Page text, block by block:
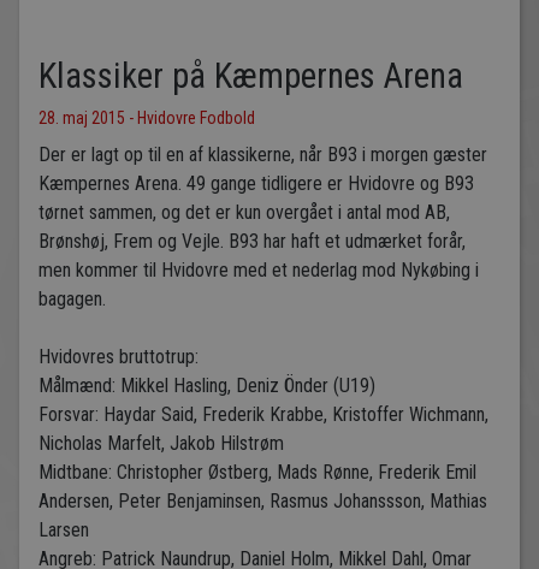
Klassiker på Kæmpernes Arena
28. maj 2015 - Hvidovre Fodbold
Der er lagt op til en af klassikerne, når B93 i morgen gæster
Kæmpernes Arena. 49 gange tidligere er Hvidovre og B93
tørnet sammen, og det er kun overgået i antal mod AB,
Brønshøj, Frem og Vejle. B93 har haft et udmærket forår,
men kommer til Hvidovre med et nederlag mod Nykøbing i
bagagen.
Hvidovres bruttotrup:
Målmænd: Mikkel Hasling, Deniz Önder (U19)
Forsvar: Haydar Said, Frederik Krabbe, Kristoffer Wichmann,
Nicholas Marfelt, Jakob Hilstrøm
Midtbane: Christopher Østberg, Mads Rønne, Frederik Emil
Andersen, Peter Benjaminsen, Rasmus Johanssson, Mathias
Larsen
Angreb: Patrick Naundrup, Daniel Holm, Mikkel Dahl, Omar